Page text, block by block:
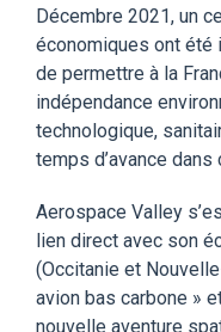
Décembre 2021, un
économiques ont
de permettre à la
indépendance
technologique,
temps d’avance
Aerospace Valley
lien direct avec son
(Occitanie et
avion bas carbone »
nouvelle aventure